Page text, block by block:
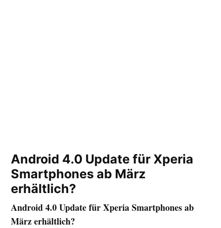
Android 4.0 Update für Xperia
Smartphones ab März
erhältlich?
Android 4.0 Update für Xperia Smartphones ab
März erhältlich?